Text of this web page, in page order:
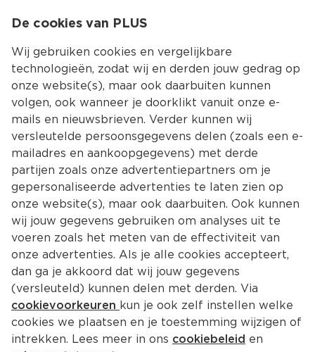
Kies jouw
Terug Producten
Klene Zakkenrollers
De cookies van PLUS
Wij gebruiken cookies en vergelijkbare
technologieën, zodat wij en derden jouw gedrag op
onze website(s), maar ook daarbuiten kunnen
volgen, ook wanneer je doorklikt vanuit onze e-
mails en nieuwsbrieven. Verder kunnen wij
versleutelde persoonsgegevens delen (zoals een e-
mailadres en aankoopgegevens) met derde
partijen zoals onze advertentiepartners om je
gepersonaliseerde advertenties te laten zien op
onze website(s), maar ook daarbuiten. Ook kunnen
wij jouw gegevens gebruiken om analyses uit te
voeren zoals het meten van de effectiviteit van
onze advertenties. Als je alle cookies accepteert,
dan ga je akkoord dat wij jouw gegevens
(versleuteld) kunnen delen met derden. Via
cookievoorkeuren kun je ook zelf instellen welke
cookies we plaatsen en je toestemming wijzigen of
intrekken. Lees meer in ons cookiebeleid en